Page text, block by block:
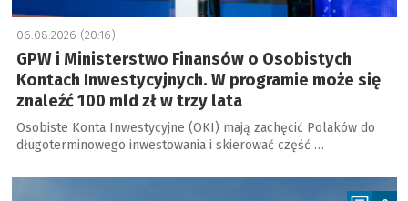
06.08.2026 (20:16)
GPW i Ministerstwo Finansów o Osobistych
Kontach Inwestycyjnych. W programie może się
znaleźć 100 mld zł w trzy lata
Osobiste Konta Inwestycyjne (OKI) mają zachęcić Polaków do
długoterminowego inwestowania i skierować część …
a